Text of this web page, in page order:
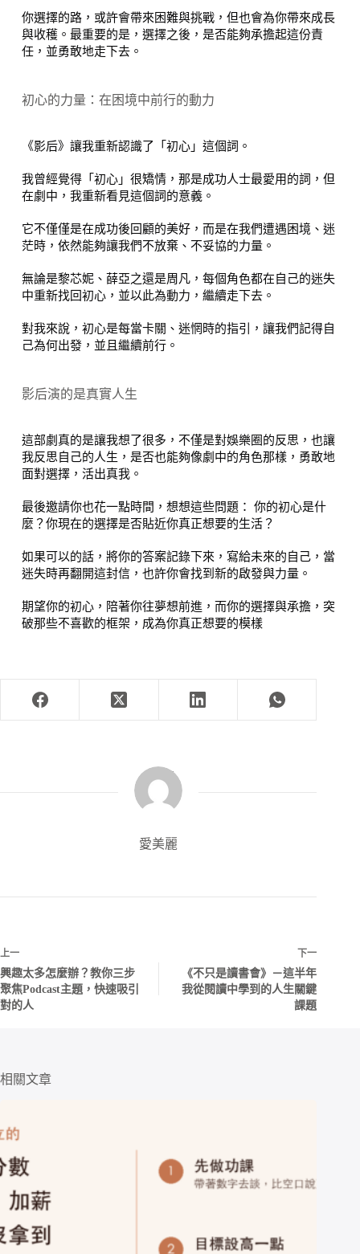
你選擇的路，或許會帶來困難與挑戰，但也會為你帶來成長
與收穫。最重要的是，選擇之後，是否能夠承擔起這份責
任，並勇敢地走下去。
初心的力量：在困境中前行的動力
《影后》讓我重新認識了「初心」這個詞。
我曾經覺得「初心」很矯情，那是成功人士最愛用的詞，但
在劇中，我重新看見這個詞的意義。
它不僅僅是在成功後回顧的美好，而是在我們遭遇困境、迷
茫時，依然能夠讓我們不放棄、不妥協的力量。
無論是黎芯妮、薛亞之還是周凡，每個角色都在自己的迷失
中重新找回初心，並以此為動力，繼續走下去。
對我來說，初心是每當卡關、迷惘時的指引，讓我們記得自
己為何出發，並且繼續前行。
影后演的是真實人生
這部劇真的是讓我想了很多，不僅是對娛樂圈的反思，也讓
我反思自己的人生，是否也能夠像劇中的角色那樣，勇敢地
面對選擇，活出真我。
最後邀請你也花一點時間，想想這些問題： 你的初心是什
麼？你現在的選擇是否貼近你真正想要的生活？
如果可以的話，將你的答案記錄下來，寫給未來的自己，當
迷失時再翻開這封信，也許你會找到新的啟發與力量。
期望你的初心，陪著你往夢想前進，而你的選擇與承擔，突
破那些不喜歡的框架，成為你真正想要的模樣
愛美麗
上一
興趣太多怎麼辦？教你三步
聚焦Podcast主題，快速吸引
對的人
下一
《不只是讀書會》－這半年
我從閱讀中學到的人生關鍵
課題
相關文章